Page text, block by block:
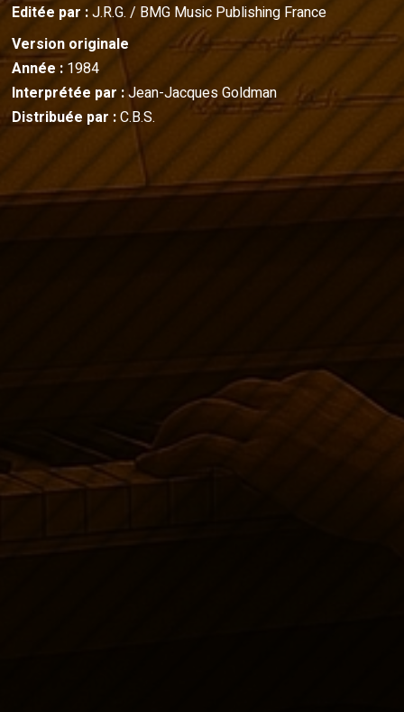
Editée par :J.R.G. / BMG Music Publishing France
Version originale
Année :1984
Interprétée par :Jean-Jacques Goldman
Distribuée par :C.B.S.